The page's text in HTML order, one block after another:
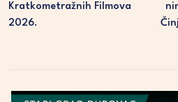
Kratkometražnih Filmova
2026.